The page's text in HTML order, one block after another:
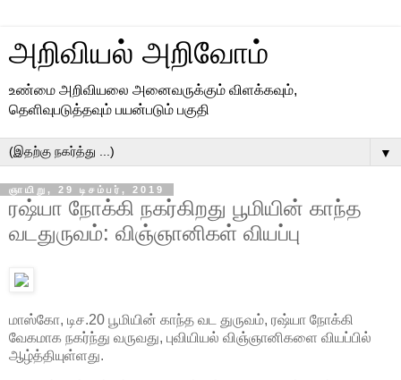
அறிவியல் அறிவோம்
உண்மை அறிவியலை அனைவருக்கும் விளக்கவும்,
தெளிவுபடுத்தவும் பயன்படும் பகுதி
▼
ஞாயிறு, 29 டிசம்பர், 2019
ரஷ்யா நோக்கி நகர்கிறது பூமியின் காந்த
வடதுருவம்: விஞ்ஞானிகள் வியப்பு
மாஸ்கோ, டிச.20 பூமியின் காந்த வட துருவம், ரஷ்யா நோக்கி
வேகமாக நகர்ந்து வருவது, புவியியல் விஞ்ஞானிகளை வியப்பில்
ஆழ்த்தியுள்ளது.